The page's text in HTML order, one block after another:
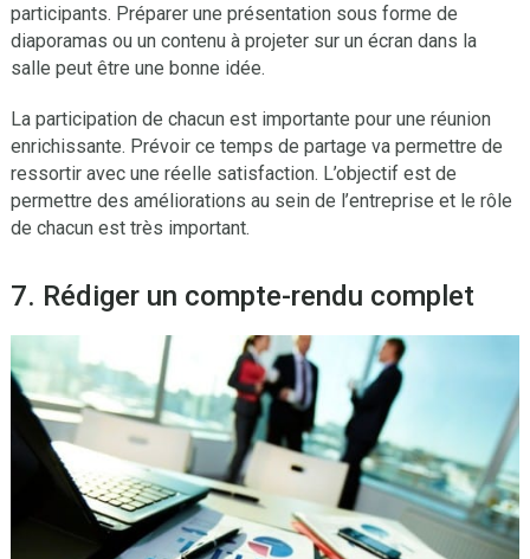
participants. Préparer une présentation sous forme de
diaporamas ou un contenu à projeter sur un écran dans la
salle peut être une bonne idée.
La participation de chacun est importante pour une réunion
enrichissante. Prévoir ce temps de partage va permettre de
ressortir avec une réelle satisfaction. L’objectif est de
permettre des améliorations au sein de l’entreprise et le rôle
de chacun est très important.
7. Rédiger un compte-rendu complet